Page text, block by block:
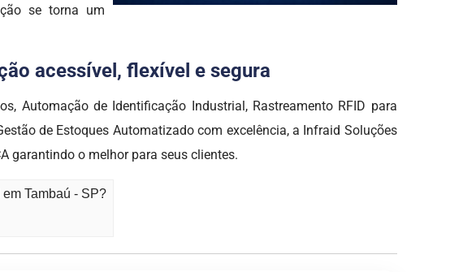
se torna um
acessível, flexível e segura
Automação de Identificação Industrial, Rastreamento RFID para
de Estoques Automatizado com excelência, a Infraid Soluções
garantindo o melhor para seus clientes.
Tambaú - SP?